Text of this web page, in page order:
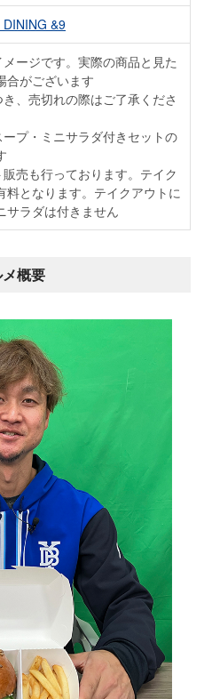
&9
ージです。実際の商品と見た
合がございます
、売切れの際はご了承くださ
ープ・ミニサラダ付きセットの
売も行っております。テイク
料となります。テイクアウトに
サラダは付きません
概要